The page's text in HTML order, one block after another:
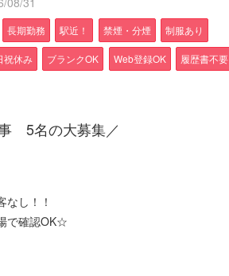
長期勤務 駅近！ 禁煙・分煙 制服あり
祝休み ブランクOK Web登録OK 履歴書不要
5名の大募集／
し！！
で確認OK☆